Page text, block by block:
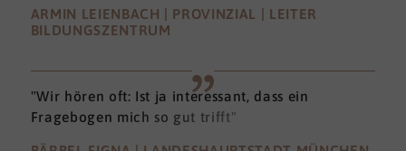
ARMIN LEIENBACH | PROVINZIAL | LEITER
BILDUNGSZENTRUM
"Wir hören oft: Ist ja interessant, dass ein
Fragebogen mich so gut trifft"